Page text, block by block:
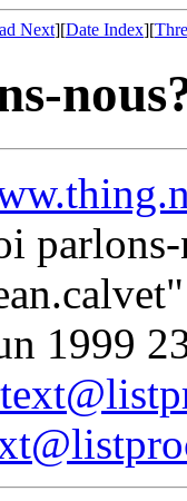
Next][Date Index][
parlons-
1999